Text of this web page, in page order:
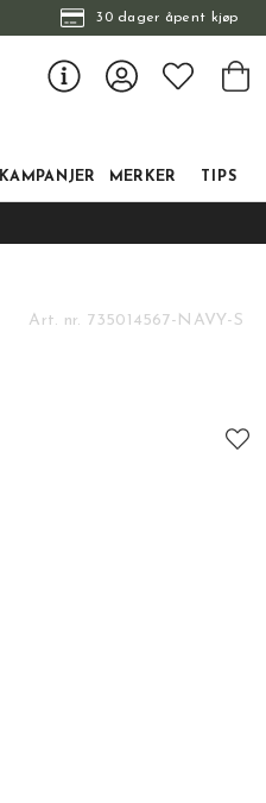
30 dager åpent kjøp
KAMPANJER MERKER TIPS
Art. nr. 735014567-NAVY-S